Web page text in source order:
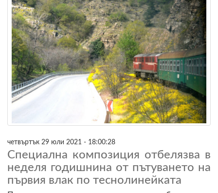
четвъртък 29 юли 2021 - 18:00:28
Специална композиция отбелязва в
неделя годишнина от пътуването на
първия влак по теснолинейката